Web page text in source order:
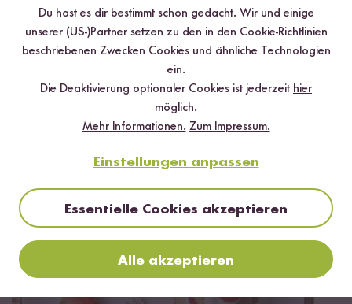
60 min Vegetarisch
Ruckzuck Apfeltorte aus Reishunger 'Heller
Rührkuchen' Backmischung
Du hast es dir bestimmt schon gedacht. Wir und einige
unserer (US-)Partner setzen zu den in den Cookie-Richtlinien
beschriebenen Zwecken Cookies und ähnliche Technologien
ein.
Die Deaktivierung optionaler Cookies ist jederzeit hier
möglich.
Mehr Informationen. Zum Impressum.
Einstellungen anpassen
Essentielle Cookies akzeptieren
Alle akzeptieren